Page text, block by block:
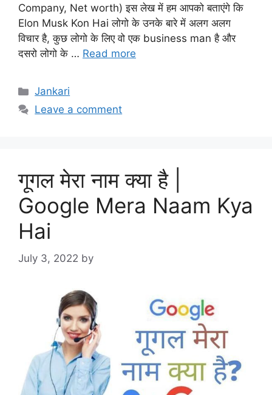
Company, Net worth) इस लेख में हम आपको बताएंगे कि
Elon Musk Kon Hai लोगो के उनके बारे में अलग अलग
विचार है, कुछ लोगो के लिए वो एक business man है और
दसरो लोगो के … Read more
Categories
Jankari
Leave a comment
गूगल मेरा नाम क्या है |
Google Mera Naam Kya
Hai
July 3, 2022 by